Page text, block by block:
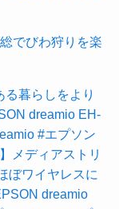
でびわ狩りを楽
る暮らしをより
dreamio EH-
#エプソン
メディアストリ
ぼワイヤレスに
dreamio